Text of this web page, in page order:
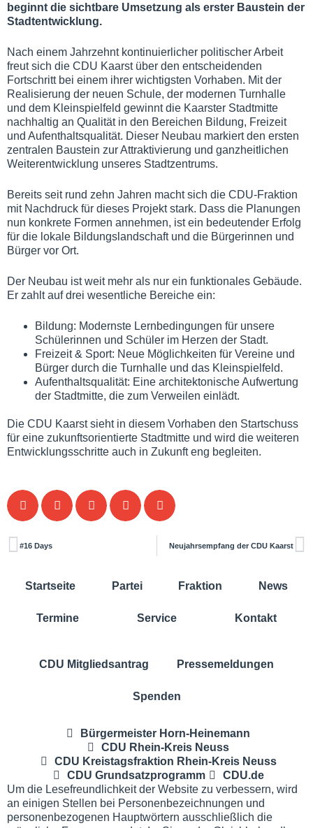
beginnt die sichtbare Umsetzung als erster Baustein der
Stadtentwicklung.
Nach einem Jahrzehnt kontinuierlicher politischer Arbeit
freut sich die CDU Kaarst über den entscheidenden
Fortschritt bei einem ihrer wichtigsten Vorhaben. Mit der
Realisierung der neuen Schule, der modernen Turnhalle
und dem Kleinspielfeld gewinnt die Kaarster Stadtmitte
nachhaltig an Qualität in den Bereichen Bildung, Freizeit
und Aufenthaltsqualität. Dieser Neubau markiert den ersten
zentralen Baustein zur Attraktivierung und ganzheitlichen
Weiterentwicklung unseres Stadtzentrums.
Bereits seit rund zehn Jahren macht sich die CDU-Fraktion
mit Nachdruck für dieses Projekt stark. Dass die Planungen
nun konkrete Formen annehmen, ist ein bedeutender Erfolg
für die lokale Bildungslandschaft und die Bürgerinnen und
Bürger vor Ort.
Der Neubau ist weit mehr als nur ein funktionales Gebäude.
Er zahlt auf drei wesentliche Bereiche ein:
Bildung: Modernste Lernbedingungen für unsere
Schülerinnen und Schüler im Herzen der Stadt.
Freizeit & Sport: Neue Möglichkeiten für Vereine und
Bürger durch die Turnhalle und das Kleinspielfeld.
Aufenthaltsqualität: Eine architektonische Aufwertung
der Stadtmitte, die zum Verweilen einlädt.
Die CDU Kaarst sieht in diesem Vorhaben den Startschuss
für eine zukunftsorientierte Stadtmitte und wird die weiteren
Entwicklungsschritte auch in Zukunft eng begleiten.
#16 Days Neujahrsempfang der CDU Kaarst
Startseite Partei Fraktion News
Termine Service Kontakt
CDU Mitgliedsantrag Pressemeldungen
Spenden
Bürgermeister Horn-Heinemann
CDU Rhein-Kreis Neuss
CDU Kreistagsfraktion Rhein-Kreis Neuss
CDU Grundsatzprogramm
CDU.de
Um die Lesefreundlichkeit der Website zu verbessern, wird
an einigen Stellen bei Personenbezeichnungen und
personenbezogenen Hauptwörtern ausschließlich die